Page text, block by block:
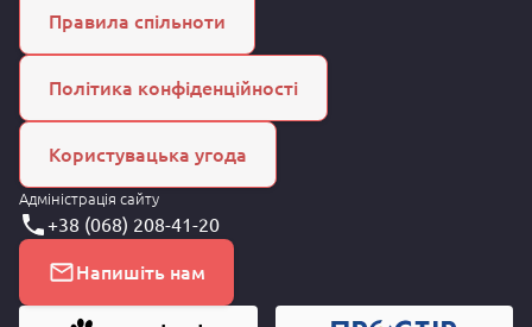
Правила спільноти
Політика конфіденційності
Користувацька угода
Адміністрація сайту
+38 (068) 208-41-20
Напишіть нам